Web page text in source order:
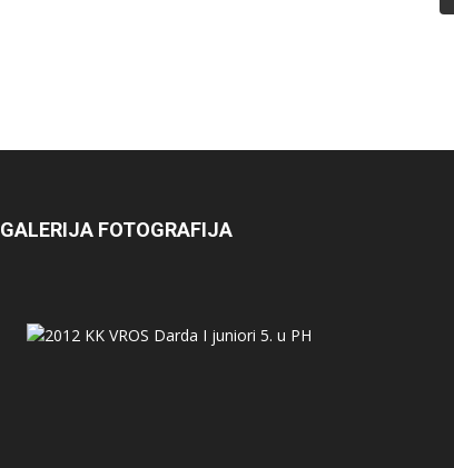
GALERIJA FOTOGRAFIJA